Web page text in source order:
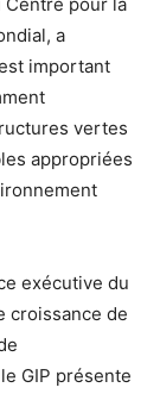
a
important
vertes
appropriées
exécutive du
croissance de
GIP présente